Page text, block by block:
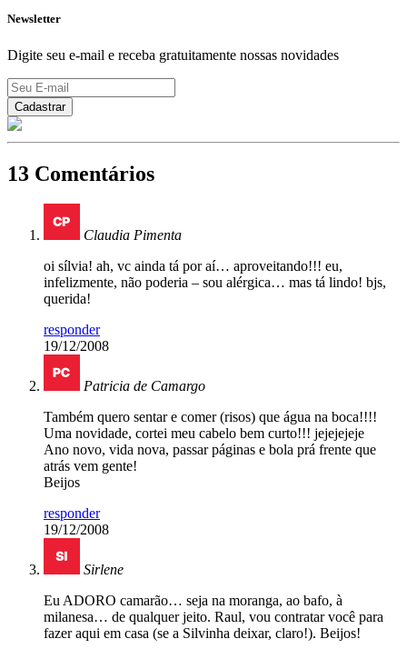
Newsletter
Digite seu e-mail e receba gratuitamente nossas novidades
13 Comentários
Claudia Pimenta
oi sílvia! ah, vc ainda tá por aí… aproveitando!!! eu,
infelizmente, não poderia – sou alérgica… mas tá lindo! bjs,
querida!
responder
19/12/2008
Patricia de Camargo
Também quero sentar e comer (risos) que água na boca!!!!
Uma novidade, cortei meu cabelo bem curto!!! jejejejeje
Ano novo, vida nova, passar páginas e bola prá frente que
atrás vem gente!
Beijos
responder
19/12/2008
Sirlene
Eu ADORO camarão… seja na moranga, ao bafo, à
milanesa… de qualquer jeito. Raul, vou contratar você para
fazer aqui em casa (se a Silvinha deixar, claro!). Beijos!